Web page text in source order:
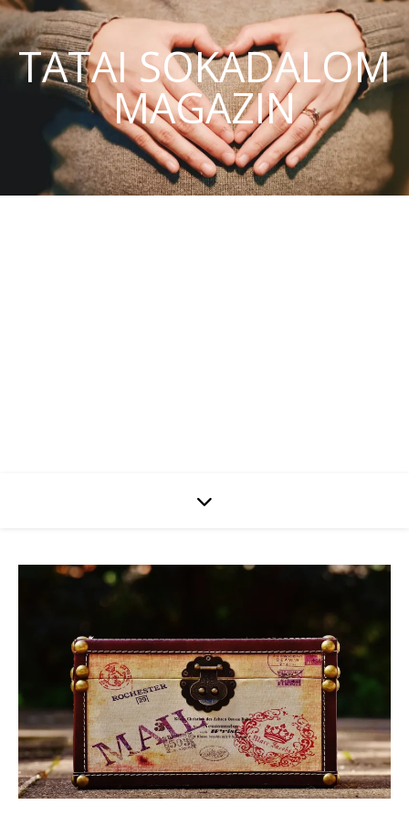
TATAI SOKADALOM
MAGAZIN